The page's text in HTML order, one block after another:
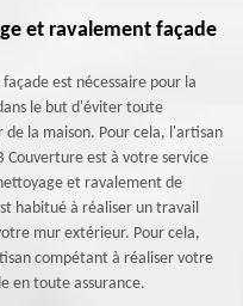
et ravalement façade
est nécessaire pour la
le but d'éviter toute
la maison. Pour cela, l'artisan
Couverture est à votre service
et ravalement de
habitué à réaliser un travail
mur extérieur. Pour cela,
compétant à réaliser votre
en toute assurance.